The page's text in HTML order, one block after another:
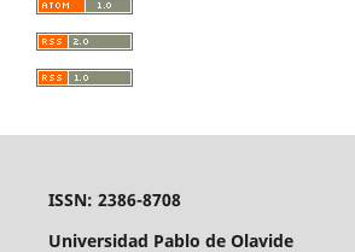
ISSN: 2386-8708
Universidad Pablo de Olavide